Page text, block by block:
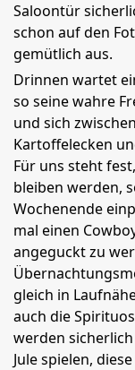
Saloontür
schon auf den
gemütlich aus.
Drinnen wartet
so seine wahre
und sich
Kartoffelecken
Für uns steht
bleiben werden,
Wochenende
mal einen
angeguckt zu
gleich in
auch die
werden
Jule spielen,